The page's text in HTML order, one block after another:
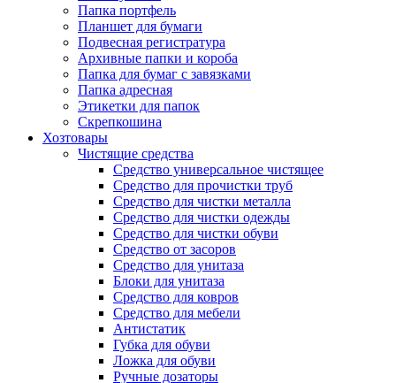
Папка портфель
Планшет для бумаги
Подвесная регистратура
Архивные папки и короба
Папка для бумаг с завязками
Папка адресная
Этикетки для папок
Скрепкошина
Хозтовары
Чистящие средства
Средство универсальное чистящее
Средство для прочистки труб
Средство для чистки металла
Средство для чистки одежды
Средство для чистки обуви
Средство от засоров
Средство для унитаза
Блоки для унитаза
Средство для ковров
Средство для мебели
Антистатик
Губка для обуви
Ложка для обуви
Ручные дозаторы